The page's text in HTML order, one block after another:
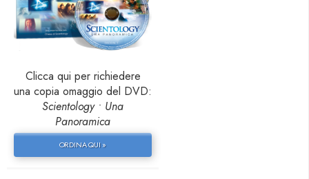
Clicca qui per richiedere
una copia omaggio del DVD:
Scientology • Una
Panoramica
ORDINA QUI »